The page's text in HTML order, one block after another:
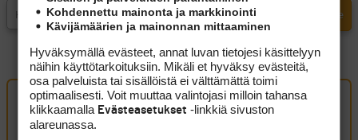
Oma kommentti
Kirjaudu sisään kommentoidaksesi
Kohdennettu mainonta ja markkinointi
Kävijämäärien ja mainonnan mittaaminen
Hyväksymällä evästeet, annat luvan tietojesi käsittelyyn
näihin käyttötarkoituksiin. Mikäli et hyväksy evästeitä,
osa palveluista tai sisällöistä ei välttämättä toimi
optimaalisesti. Voit muuttaa valintojasi milloin tahansa
klikkaamalla Evästeasetukset -linkkiä sivuston
alareunassa.